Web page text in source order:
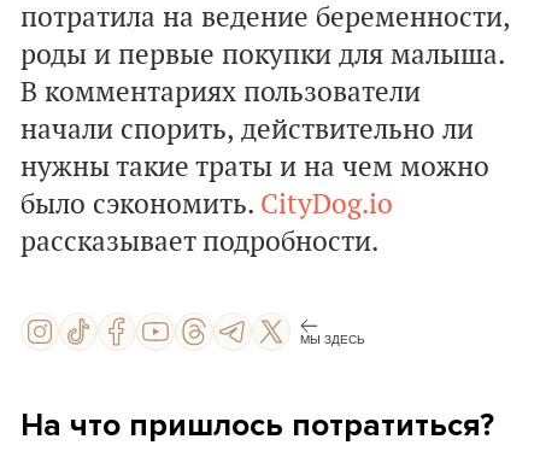
потратила на ведение беременности,
роды и первые покупки для малыша.
В комментариях пользователи
начали спорить, действительно ли
нужны такие траты и на чем можно
было сэкономить. CityDog.io
рассказывает подробности.
МЫ ЗДЕСЬ
На что пришлось потратиться?